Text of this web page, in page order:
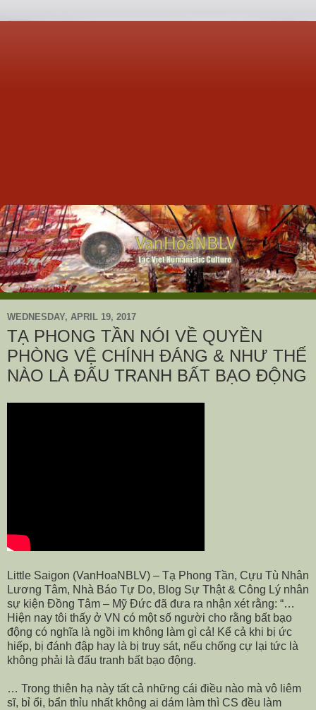
WEDNESDAY, APRIL 19, 2017
TẠ PHONG TẦN NÓI VỀ QUYỀN
PHÒNG VỆ CHÍNH ĐÁNG & NHƯ THẾ
NÀO LÀ ĐẤU TRANH BẤT BẠO ĐỘNG
Little Saigon (VanHoaNBLV) – Tạ Phong Tần, Cựu Tù Nhân
Lương Tâm, Nhà Báo Tự Do, Blog Sự Thật & Công Lý nhân
sự kiện Đồng Tâm – Mỹ Đức đã đưa ra nhận xét rằng: “…
Hiện nay tôi thấy ở VN có một số người cho rằng bất bạo
động có nghĩa là ngồi im không làm gì cả! Kể cả khi bị ức
hiếp, bị đánh đập hay là bị truy sát, nếu chống cự lại tức là
không phải là đấu tranh bất bạo động.
… Trong thiên hạ này tất cả những cái điều nào mà vô liêm
sĩ, bỉ ổi, bẩn thỉu nhất không ai dám làm thì CS đều làm